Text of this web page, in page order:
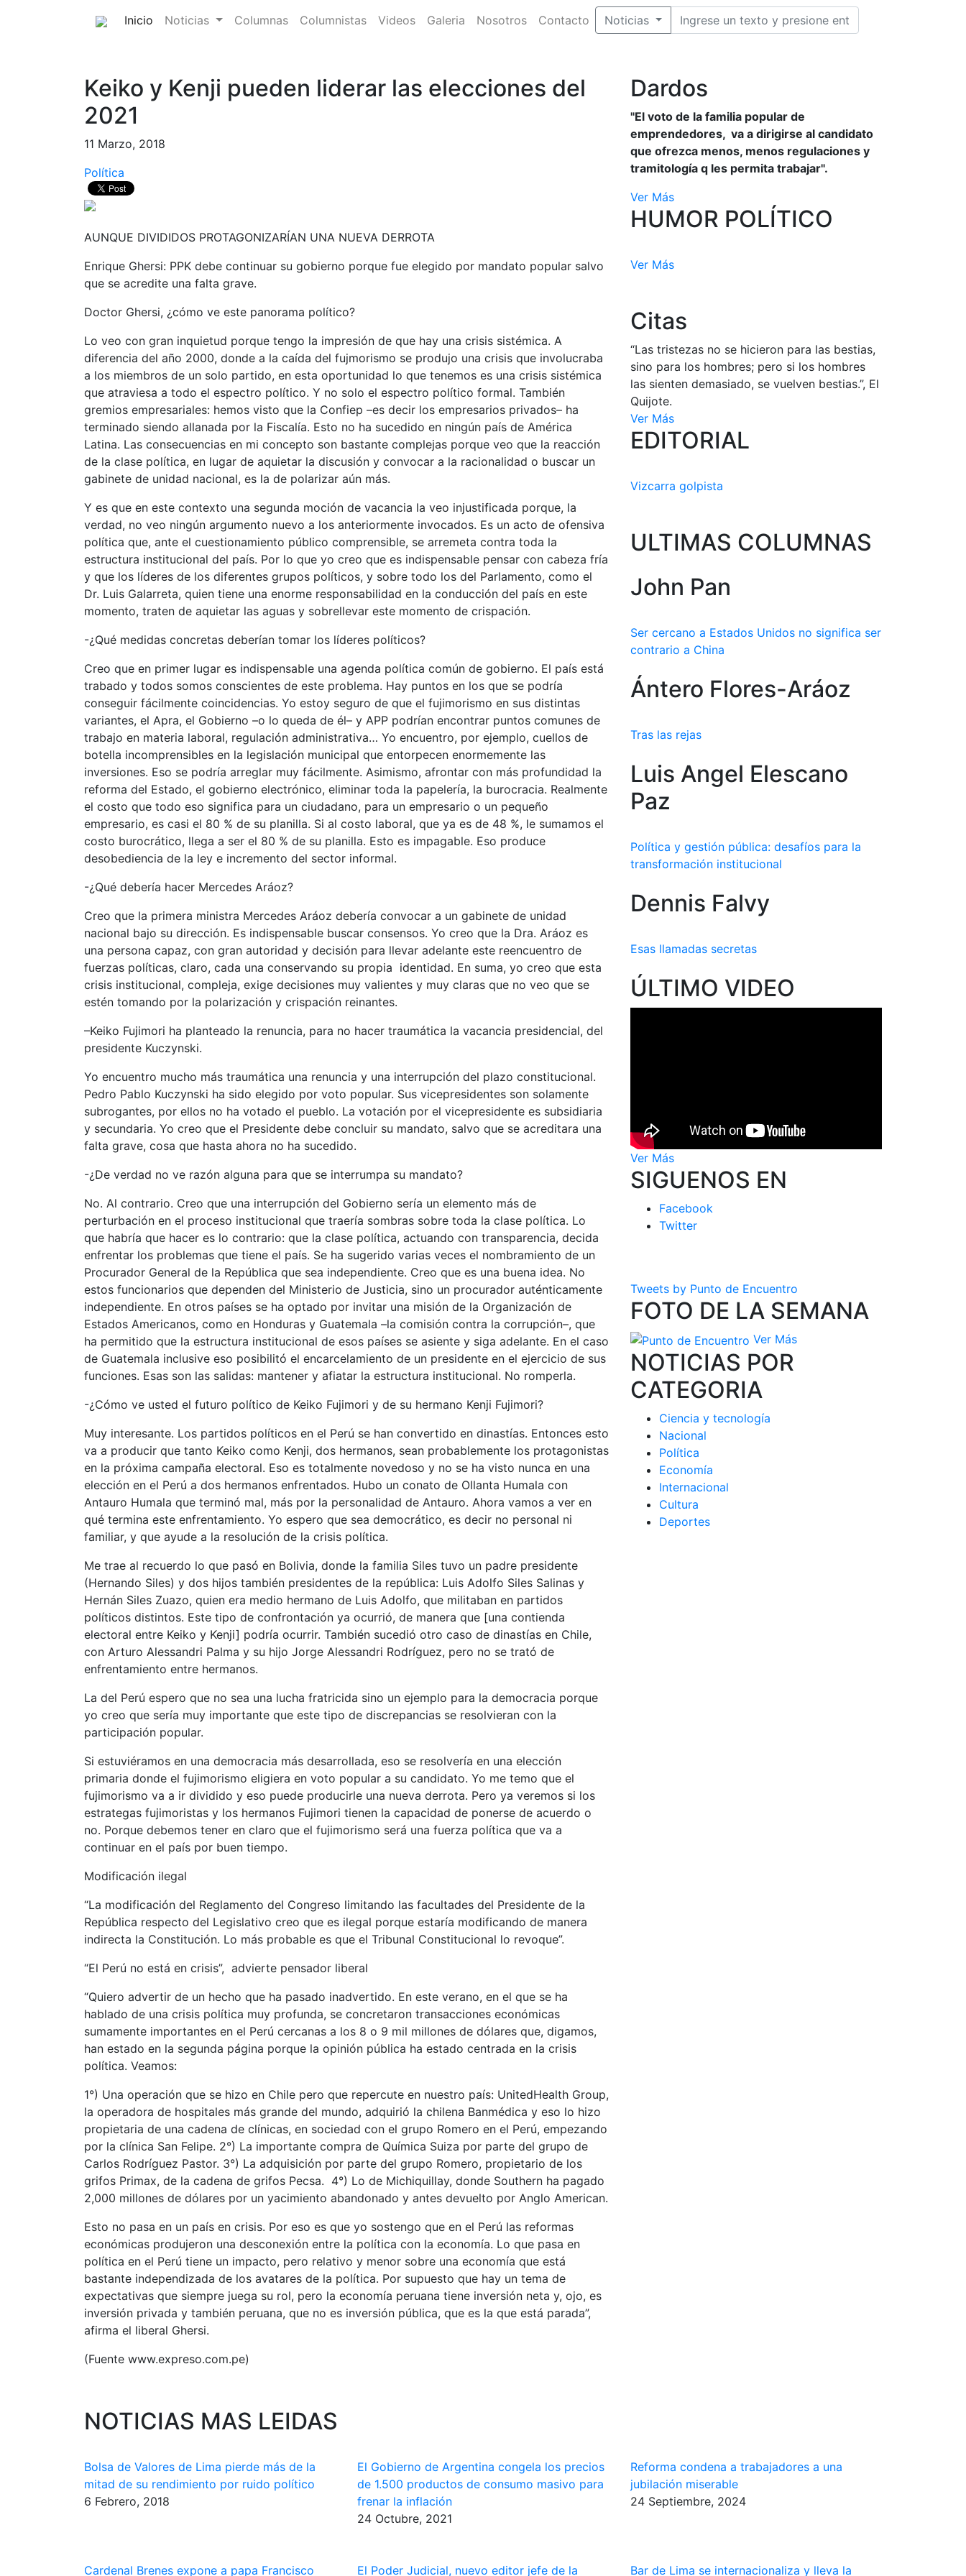
Inicio (current)
Noticias Columnas Columnistas Videos Galeria Nosotros Contacto Noticias
Keiko y Kenji pueden liderar las elecciones del
2021
11 Marzo, 2018
Política
AUNQUE DIVIDIDOS PROTAGONIZARÍAN UNA NUEVA DERROTA
Enrique Ghersi: PPK debe continuar su gobierno porque fue elegido por mandato popular salvo
que se acredite una falta grave.
Doctor Ghersi, ¿cómo ve este panorama político?
Lo veo con gran inquietud porque tengo la impresión de que hay una crisis sistémica. A
diferencia del año 2000, donde a la caída del fujmorismo se produjo una crisis que involucraba
a los miembros de un solo partido, en esta oportunidad lo que tenemos es una crisis sistémica
que atraviesa a todo el espectro político. Y no solo el espectro político formal. También
gremios empresariales: hemos visto que la Confiep –es decir los empresarios privados– ha
terminado siendo allanada por la Fiscalía. Esto no ha sucedido en ningún país de América
Latina. Las consecuencias en mi concepto son bastante complejas porque veo que la reacción
de la clase política, en lugar de aquietar la discusión y convocar a la racionalidad o buscar un
gabinete de unidad nacional, es la de polarizar aún más.
Y es que en este contexto una segunda moción de vacancia la veo injustificada porque, la
verdad, no veo ningún argumento nuevo a los anteriormente invocados. Es un acto de ofensiva
política que, ante el cuestionamiento público comprensible, se arremeta contra toda la
estructura institucional del país. Por lo que yo creo que es indispensable pensar con cabeza fría
y que los líderes de los diferentes grupos políticos, y sobre todo los del Parlamento, como el
Dr. Luis Galarreta, quien tiene una enorme responsabilidad en la conducción del país en este
momento, traten de aquietar las aguas y sobrellevar este momento de crispación.
-¿Qué medidas concretas deberían tomar los líderes políticos?
Creo que en primer lugar es indispensable una agenda política común de gobierno. El país está
trabado y todos somos conscientes de este problema. Hay puntos en los que se podría
conseguir fácilmente coincidencias. Yo estoy seguro de que el fujimorismo en sus distintas
variantes, el Apra, el Gobierno –o lo queda de él– y APP podrían encontrar puntos comunes de
trabajo en materia laboral, regulación administrativa… Yo encuentro, por ejemplo, cuellos de
botella incomprensibles en la legislación municipal que entorpecen enormemente las
inversiones. Eso se podría arreglar muy fácilmente. Asimismo, afrontar con más profundidad la
reforma del Estado, el gobierno electrónico, eliminar toda la papelería, la burocracia. Realmente
el costo que todo eso significa para un ciudadano, para un empresario o un pequeño
empresario, es casi el 80 % de su planilla. Si al costo laboral, que ya es de 48 %, le sumamos el
costo burocrático, llega a ser el 80 % de su planilla. Esto es impagable. Eso produce
desobediencia de la ley e incremento del sector informal.
-¿Qué debería hacer Mercedes Aráoz?
Creo que la primera ministra Mercedes Aráoz debería convocar a un gabinete de unidad
nacional bajo su dirección. Es indispensable buscar consensos. Yo creo que la Dra. Aráoz es
una persona capaz, con gran autoridad y decisión para llevar adelante este reencuentro de
fuerzas políticas, claro, cada una conservando su propia identidad. En suma, yo creo que esta
crisis institucional, compleja, exige decisiones muy valientes y muy claras que no veo que se
estén tomando por la polarización y crispación reinantes.
–Keiko Fujimori ha planteado la renuncia, para no hacer traumática la vacancia presidencial, del
presidente Kuczynski.
Yo encuentro mucho más traumática una renuncia y una interrupción del plazo constitucional.
Pedro Pablo Kuczynski ha sido elegido por voto popular. Sus vicepresidentes son solamente
subrogantes, por ellos no ha votado el pueblo. La votación por el vicepresidente es subsidiaria
y secundaria. Yo creo que el Presidente debe concluir su mandato, salvo que se acreditara una
falta grave, cosa que hasta ahora no ha sucedido.
-¿De verdad no ve razón alguna para que se interrumpa su mandato?
No. Al contrario. Creo que una interrupción del Gobierno sería un elemento más de
perturbación en el proceso institucional que traería sombras sobre toda la clase política. Lo
que habría que hacer es lo contrario: que la clase política, actuando con transparencia, decida
enfrentar los problemas que tiene el país. Se ha sugerido varias veces el nombramiento de un
Procurador General de la República que sea independiente. Creo que es una buena idea. No
estos funcionarios que dependen del Ministerio de Justicia, sino un procurador auténticamente
independiente. En otros países se ha optado por invitar una misión de la Organización de
Estados Americanos, como en Honduras y Guatemala –la comisión contra la corrupción–, que
ha permitido que la estructura institucional de esos países se asiente y siga adelante. En el caso
de Guatemala inclusive eso posibilitó el encarcelamiento de un presidente en el ejercicio de sus
funciones. Esas son las salidas: mantener y afiatar la estructura institucional. No romperla.
-¿Cómo ve usted el futuro político de Keiko Fujimori y de su hermano Kenji Fujimori?
Muy interesante. Los partidos políticos en el Perú se han convertido en dinastías. Entonces esto
va a producir que tanto Keiko como Kenji, dos hermanos, sean probablemente los protagonistas
en la próxima campaña electoral. Eso es totalmente novedoso y no se ha visto nunca en una
elección en el Perú a dos hermanos enfrentados. Hubo un conato de Ollanta Humala con
Antauro Humala que terminó mal, más por la personalidad de Antauro. Ahora vamos a ver en
qué termina este enfrentamiento. Yo espero que sea democrático, es decir no personal ni
familiar, y que ayude a la resolución de la crisis política.
Me trae al recuerdo lo que pasó en Bolivia, donde la familia Siles tuvo un padre presidente
(Hernando Siles) y dos hijos también presidentes de la república: Luis Adolfo Siles Salinas y
Hernán Siles Zuazo, quien era medio hermano de Luis Adolfo, que militaban en partidos
políticos distintos. Este tipo de confrontación ya ocurrió, de manera que [una contienda
electoral entre Keiko y Kenji] podría ocurrir. También sucedió otro caso de dinastías en Chile,
con Arturo Alessandri Palma y su hijo Jorge Alessandri Rodríguez, pero no se trató de
enfrentamiento entre hermanos.
La del Perú espero que no sea una lucha fratricida sino un ejemplo para la democracia porque
yo creo que sería muy importante que este tipo de discrepancias se resolvieran con la
participación popular.
Si estuviéramos en una democracia más desarrollada, eso se resolvería en una elección
primaria donde el fujimorismo eligiera en voto popular a su candidato. Yo me temo que el
fujimorismo va a ir dividido y eso puede producirle una nueva derrota. Pero ya veremos si los
estrategas fujimoristas y los hermanos Fujimori tienen la capacidad de ponerse de acuerdo o
no. Porque debemos tener en claro que el fujimorismo será una fuerza política que va a
continuar en el país por buen tiempo.
Modificación ilegal
“La modificación del Reglamento del Congreso limitando las facultades del Presidente de la
República respecto del Legislativo creo que es ilegal porque estaría modificando de manera
indirecta la Constitución. Lo más probable es que el Tribunal Constitucional lo revoque”.
“El Perú no está en crisis”, advierte pensador liberal
“Quiero advertir de un hecho que ha pasado inadvertido. En este verano, en el que se ha
hablado de una crisis política muy profunda, se concretaron transacciones económicas
sumamente importantes en el Perú cercanas a los 8 o 9 mil millones de dólares que, digamos,
han estado en la segunda página porque la opinión pública ha estado centrada en la crisis
política. Veamos:
1°) Una operación que se hizo en Chile pero que repercute en nuestro país: UnitedHealth Group,
la operadora de hospitales más grande del mundo, adquirió la chilena Banmédica y eso lo hizo
propietaria de una cadena de clínicas, en sociedad con el grupo Romero en el Perú, empezando
por la clínica San Felipe. 2°) La importante compra de Química Suiza por parte del grupo de
Carlos Rodríguez Pastor. 3°) La adquisición por parte del grupo Romero, propietario de los
grifos Primax, de la cadena de grifos Pecsa. 4°) Lo de Michiquillay, donde Southern ha pagado
2,000 millones de dólares por un yacimiento abandonado y antes devuelto por Anglo American.
Esto no pasa en un país en crisis. Por eso es que yo sostengo que en el Perú las reformas
económicas produjeron una desconexión entre la política con la economía. Lo que pasa en
política en el Perú tiene un impacto, pero relativo y menor sobre una economía que está
bastante independizada de los avatares de la política. Por supuesto que hay un tema de
expectativas que siempre juega su rol, pero la economía peruana tiene inversión neta y, ojo, es
inversión privada y también peruana, que no es inversión pública, que es la que está parada”,
afirma el liberal Ghersi.
(Fuente www.expreso.com.pe)
Dardos
"El voto de la familia popular de
emprendedores, va a dirigirse al candidato
que ofrezca menos, menos regulaciones y
tramitología q les permita trabajar".
Ver Más
HUMOR POLÍTICO
Ver Más
Citas
“Las tristezas no se hicieron para las bestias,
sino para los hombres; pero si los hombres
las sienten demasiado, se vuelven bestias.”, El
Quijote.
Ver Más
EDITORIAL
Vizcarra golpista
ULTIMAS COLUMNAS
John Pan
Ser cercano a Estados Unidos no significa ser
contrario a China
Ántero Flores-Aráoz
Tras las rejas
Luis Angel Elescano
Paz
Política y gestión pública: desafíos para la
transformación institucional
Dennis Falvy
Esas llamadas secretas
ÚLTIMO VIDEO
Ver Más
SIGUENOS EN
Facebook
Twitter
Tweets by Punto de Encuentro
FOTO DE LA SEMANA
Ver Más
NOTICIAS POR
CATEGORIA
Ciencia y tecnología
Nacional
Política
Economía
Internacional
Cultura
Deportes
NOTICIAS MAS LEIDAS
Bolsa de Valores de Lima pierde más de la
mitad de su rendimiento por ruido político
6 Febrero, 2018
El Gobierno de Argentina congela los precios
de 1.500 productos de consumo masivo para
frenar la inflación
24 Octubre, 2021
Reforma condena a trabajadores a una
jubilación miserable
24 Septiembre, 2024
Cardenal Brenes expone a papa Francisco El Poder Judicial, nuevo editor jefe de la Bar de Lima se internacionaliza y lleva la